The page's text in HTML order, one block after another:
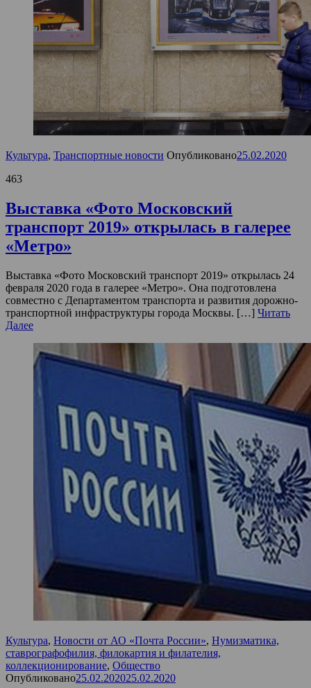
Культура, Транспортные новости Опубликовано25.02.2020
463
Выставка «Фото Московский
транспорт 2019» открылась в галерее
«Метро»
Выставка «Фото Московский транспорт 2019» открылась 24
февраля 2020 года в галерее «Метро». Она подготовлена
совместно с Департаментом транспорта и развития дорожно-
транспортной инфраструктуры города Москвы. […] Читать
Далее
Культура, Новости от АО «Почта России», Нумизматика,
ставрографофилия, филокартия и филателия,
коллекционирование, Общество
Опубликовано25.02.202025.02.2020